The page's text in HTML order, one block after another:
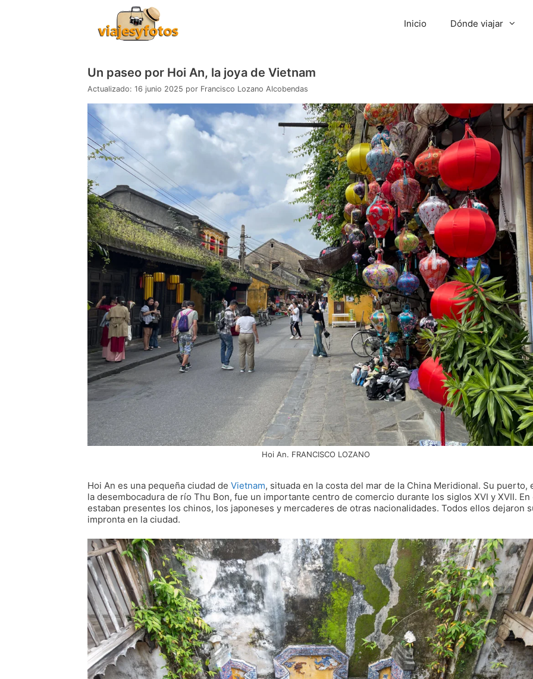
Inicio Dónde viajar
Un paseo por Hoi An, la joya de Vietnam
16 junio 2025 por Francisco Lozano Alcobendas
Hoi An. FRANCISCO LOZANO
Hoi An es una pequeña ciudad de Vietnam, situada en la costa del mar de la China Meridional. Su puerto,
la desembocadura de río Thu Bon, fue un importante centro de comercio durante los siglos XVI y XVII. En
estaban presentes los chinos, los japoneses y mercaderes de otras nacionalidades. Todos ellos dejaron
impronta en la ciudad.